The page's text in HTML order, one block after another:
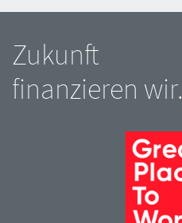
Zukunft
finanzieren wir.